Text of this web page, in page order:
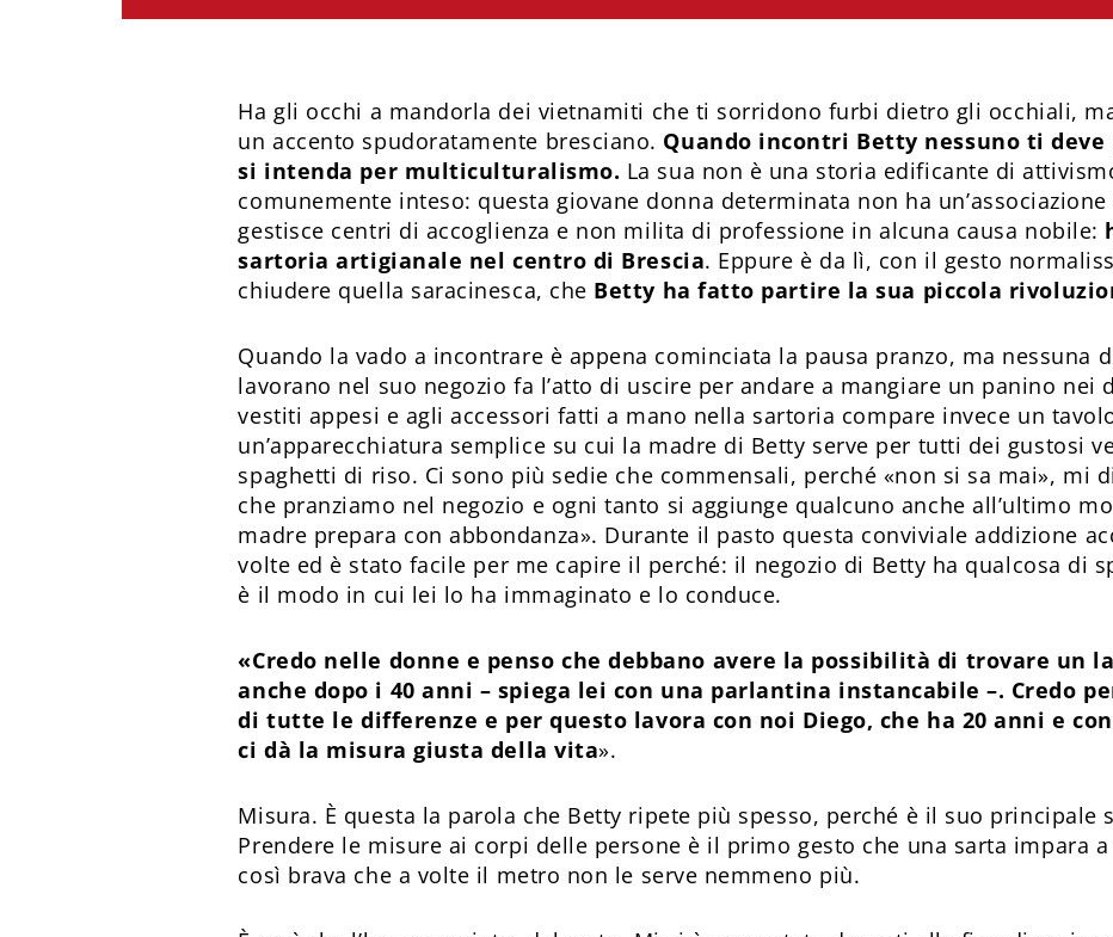
Ha gli occhi a mandorla dei vietnamiti che ti sorridono furbi dietro gli occhiali,
un accento spudoratamente bresciano. Quando incontri Betty nessuno ti deve
si intenda per multiculturalismo. La sua non è una storia edificante di
comunemente inteso: questa giovane donna determinata non ha
gestisce centri di accoglienza e non milita di professione in alcuna causa nobile:
sartoria artigianale nel centro di Brescia. Eppure è da lì, con il gesto
chiudere quella saracinesca, che Betty ha fatto partire la sua piccola
Quando la vado a incontrare è appena cominciata la pausa pranzo, ma nessuna
lavorano nel suo negozio fa l’atto di uscire per andare a mangiare un panino nei
vestiti appesi e agli accessori fatti a mano nella sartoria compare invece un
un’apparecchiatura semplice su cui la madre di Betty serve per tutti dei gustosi
spaghetti di riso. Ci sono più sedie che commensali, perché «non si sa mai», mi
che pranziamo nel negozio e ogni tanto si aggiunge qualcuno anche all’ultimo
madre prepara con abbondanza». Durante il pasto questa conviviale addizione
volte ed è stato facile per me capire il perché: il negozio di Betty ha qualcosa di
è il modo in cui lei lo ha immaginato e lo conduce.
«Credo nelle donne e penso che debbano avere la possibilità di trovare un
anche dopo i 40 anni – spiega lei con una parlantina instancabile –. Credo
di tutte le differenze e per questo lavora con noi Diego, che ha 20 anni e
ci dà la misura giusta della vita».
Misura. È questa la parola che Betty ripete più spesso, perché è il suo principale
Prendere le misure ai corpi delle persone è il primo gesto che una sarta impara
così brava che a volte il metro non le serve nemmeno più.